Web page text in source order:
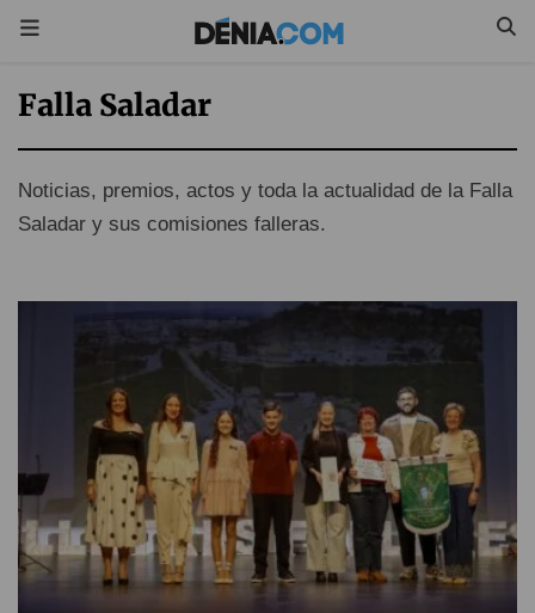
Falla Saladar
Noticias, premios, actos y toda la actualidad de la Falla
Saladar y sus comisiones falleras.